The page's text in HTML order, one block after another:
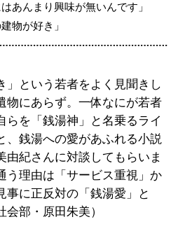
あんまり興味が無いんです」
物が好き」
という若者をよく見聞きし
物にあらず。一体なにが若者
らを「銭湯神」と名乗るライ
、銭湯への愛があふれる小説
由紀さんに対談してもらいま
う理由は「サービス重視」か
に正反対の「銭湯愛」と
部・原田朱美）